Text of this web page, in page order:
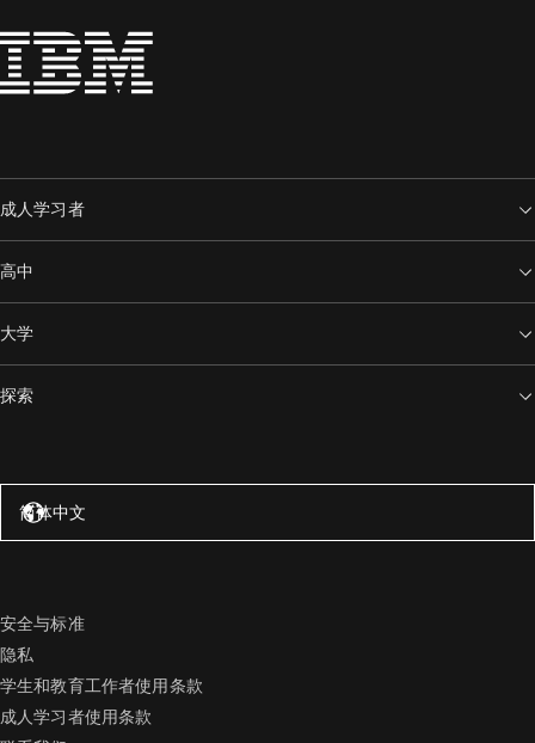
成人学习者
高中
大学
探索
简体中文
安全与标准
隐私
学生和教育工作者使用条款
成人学习者使用条款